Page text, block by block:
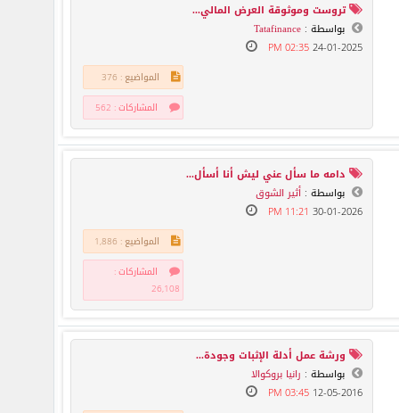
تروست وموثوقة العرض المالي...
بواسطة : Tatafinance
24-01-2025
02:35 PM
المواضيع : 376
المشاركات : 562
دامه ما سأل عني ليش أنا أسأل...
بواسطة : أثير الشوق
30-01-2026
11:21 PM
المواضيع : 1,886
المشاركات :
26,108
ورشة عمل أدلة الإثبات وجودة...
بواسطة : رانيا بروكوالا
12-05-2016
03:45 PM